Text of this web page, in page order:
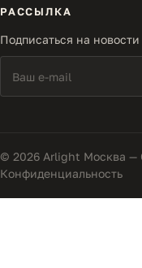
РАССЫЛКА
Подписаться на
© 2026 Arlight Москва —
Конфиденциальность